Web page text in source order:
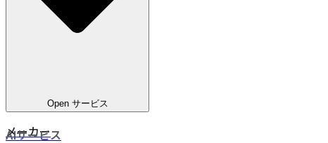
金融サービス
鉄道・物流
メーカー
Open サービス
AIサービス